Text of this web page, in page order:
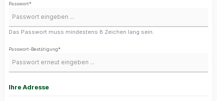
Passwort*
Das Passwort muss mindestens 8 Zeichen lang sein.
Passwort-Bestätigung*
Ihre Adresse